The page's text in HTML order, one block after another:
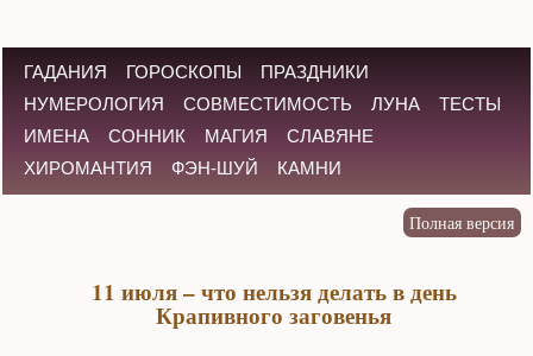
ГАДАНИЯ ГОРОСКОПЫ
ПРАЗДНИКИ
НУМЕРОЛОГИЯ
СОВМЕСТИМОСТЬ ЛУНА
ТЕСТЫ
ИМЕНА
СОННИК МАГИЯ
СЛАВЯНЕ
ХИРОМАНТИЯ
ФЭН-ШУЙ КАМНИ
11 июля – что нельзя делать в день
Крапивного заговенья